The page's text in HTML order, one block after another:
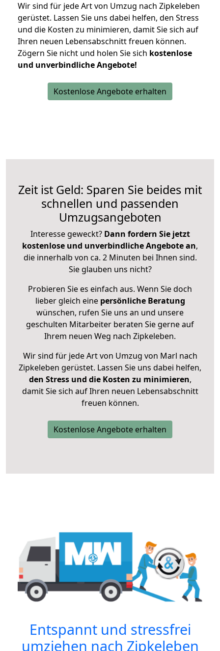
Wir sind für jede Art von Umzug nach Zipkeleben
gerüstet. Lassen Sie uns dabei helfen, den Stress
und die Kosten zu minimieren, damit Sie sich auf
Ihren neuen Lebensabschnitt freuen können.
Zögern Sie nicht und holen Sie sich kostenlose
und unverbindliche Angebote!
Kostenlose Angebote erhalten
Zeit ist Geld: Sparen Sie beides mit
schnellen und passenden
Umzugsangeboten
Interesse geweckt? Dann fordern Sie jetzt
kostenlose und unverbindliche Angebote an,
die innerhalb von ca. 2 Minuten bei Ihnen sind.
Sie glauben uns nicht?
Probieren Sie es einfach aus. Wenn Sie doch
lieber gleich eine persönliche Beratung
wünschen, rufen Sie uns an und unsere
geschulten Mitarbeiter beraten Sie gerne auf
Ihrem neuen Weg nach Zipkeleben.
Wir sind für jede Art von Umzug von Marl nach
Zipkeleben gerüstet. Lassen Sie uns dabei helfen,
den Stress und die Kosten zu minimieren,
damit Sie sich auf Ihren neuen Lebensabschnitt
freuen können.
Kostenlose Angebote erhalten
Entspannt und stressfrei
umziehen nach Zipkeleben